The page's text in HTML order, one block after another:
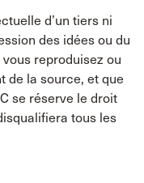
d’un tiers ni
des idées ou du
reproduisez ou
de la source, et que
se réserve le droit
tous les